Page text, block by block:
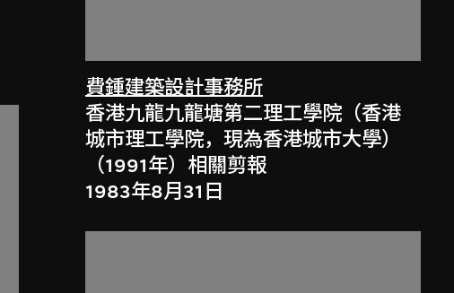
費鍾建築設計事務所
香港九龍九龍塘第二理工學院（香港
城市理工學院，現為香港城市大學）
（1991年）相關剪報
1983年8月31日